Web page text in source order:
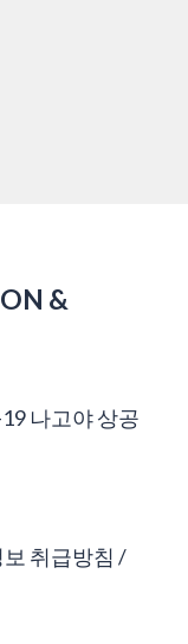
&
나고야 상공
취급방침